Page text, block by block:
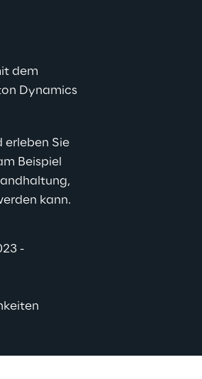
dem
Dynamics
erleben Sie
Beispiel
kann.
-